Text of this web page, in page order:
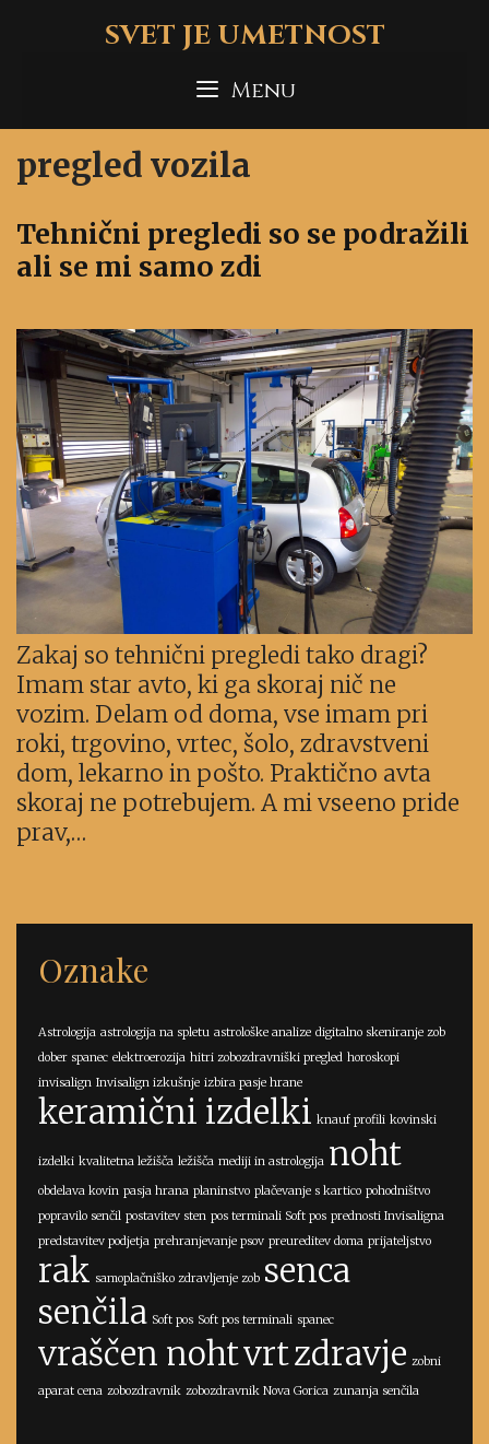
SVET JE UMETNOST
Menu
pregled vozila
Tehnični pregledi so se podražili
ali se mi samo zdi
Zakaj so tehnični pregledi tako dragi?
Imam star avto, ki ga skoraj nič ne
vozim. Delam od doma, vse imam pri
roki, trgovino, vrtec, šolo, zdravstveni
dom, lekarno in pošto. Praktično avta
skoraj ne potrebujem. A mi vseeno pride
prav,…
Oznake
Astrologija astrologija na spletu astrološke analize digitalno skeniranje zob
dober spanec elektroerozija hitri zobozdravniški pregled horoskopi
invisalign Invisalign izkušnje izbira pasje hrane
keramični izdelki knauf profili kovinski
izdelki kvalitetna ležišča ležišča mediji in astrologija noht
obdelava kovin pasja hrana planinstvo plačevanje s kartico pohodništvo
popravilo senčil postavitev sten pos terminali Soft pos prednosti Invisaligna
predstavitev podjetja prehranjevanje psov preureditev doma prijateljstvo
rak samoplačniško zdravljenje zob senca
senčila Soft pos Soft pos terminali spanec
vraščen nohtvrtzdravje zobni
aparat cena zobozdravnik zobozdravnik Nova Gorica zunanja senčila